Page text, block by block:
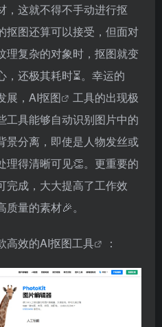
，这就不得不手动进行抠
抠图还算可以接受，但面对
理复杂的对象时，抠图就变
还极其耗时⏳。幸运的
， AI抠图
工具的出现极
工具能够自动识别图片中的
景分离，即使是人物发丝或
理得清晰可见👏。更重要的
完成，大大提高了工作效
量的素材🎉。
高效的AI抠图工具 ：